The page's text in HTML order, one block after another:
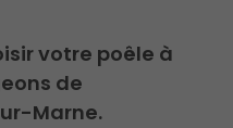
votre poêle à
de
Marne.